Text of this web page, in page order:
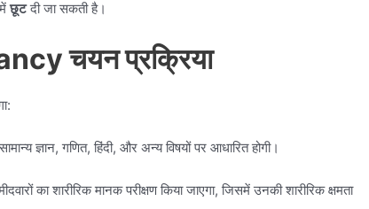
मेंछूटदी जा सकती है।
चयन प्रक्रिया
ज्ञान, गणित, हिंदी, और अन्य विषयों पर आधारित होगी।
का शारीरिक मानक परीक्षण किया जाएगा, जिसमें उनकी शारीरिक क्षमता